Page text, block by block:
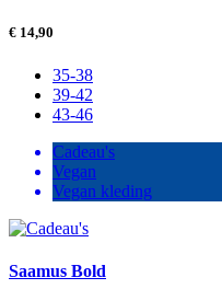
€ 14,90
35-38
39-42
43-46
Cadeau's
Vegan
Vegan kleding
Saamus Bold